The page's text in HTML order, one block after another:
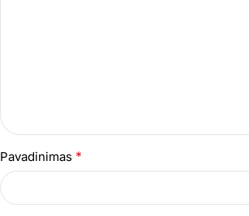
Pavadinimas *